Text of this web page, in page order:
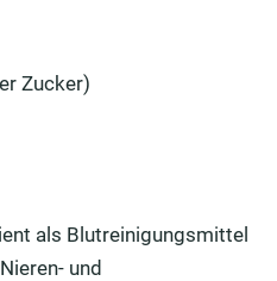
Zucker)
als Blutreinigungsmittel
und